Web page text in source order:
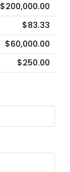
$200,000.00
$83.33
$60,000.00
$250.00